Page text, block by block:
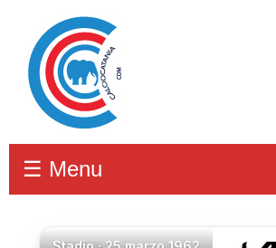
☰ Menu